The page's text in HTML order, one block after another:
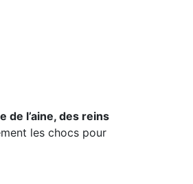
de l’aine, des reins
les chocs pour